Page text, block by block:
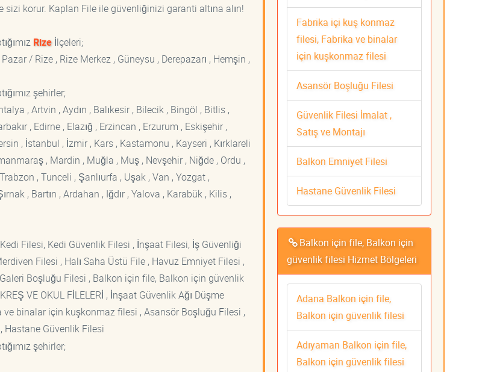
korur. Kaplan File ile güvenliğinizi garanti altına alın!
Rizeİlçeleri;
/ Rize , Rize Merkez , Güneysu , Derepazarı , Hemşin ,
şehirler;
, Artvin , Aydın , Balıkesir , Bilecik , Bingöl , Bitlis ,
, Edirne , Elazığ , Erzincan , Erzurum , Eskişehir ,
, İstanbul , İzmir , Kars , Kastamonu , Kayseri , Kırklareli
, Mardin , Muğla , Muş , Nevşehir , Niğde , Ordu ,
, Tunceli , Şanlıurfa , Uşak , Van , Yozgat ,
, Bartın , Ardahan , Iğdır , Yalova , Karabük , Kilis ,
Filesi, Kedi Güvenlik Filesi , İnşaat Filesi, İş Güvenliği
Filesi , Halı Saha Üstü File , Havuz Emniyet Filesi ,
Boşluğu Filesi , Balkon için file, Balkon için güvenlik
VE OKUL FİLELERİ , İnşaat Güvenlik Ağı Düşme
binalar için kuşkonmaz filesi , Asansör Boşluğu Filesi ,
Hastane Güvenlik Filesi
şehirler;
Fabrika içi kuş konmaz
filesi, Fabrika ve binalar
için kuşkonmaz filesi
Asansör Boşluğu Filesi
Güvenlik Filesi İmalat ,
Satış ve Montajı
Balkon Emniyet Filesi
Hastane Güvenlik Filesi
Balkon için file, Balkon için
güvenlik filesi Hizmet Bölgeleri
Adana Balkon için file,
Balkon için güvenlik filesi
Adıyaman Balkon için file,
Balkon için güvenlik filesi